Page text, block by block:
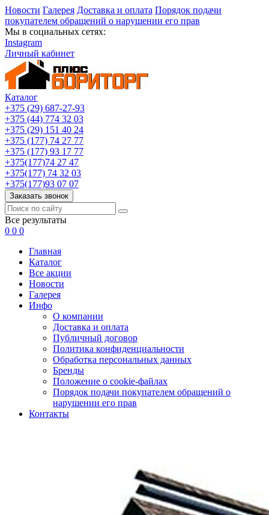
Новости Галерея Доставка и оплата Порядок подачи
покупателем обращений о нарушении его прав
Мы в социальных сетях:
Instagram
Личный кабинет
Каталог
+375 (29) 687-27-93
+375 (44) 774 32 03
+375 (29) 151 40 24
+375 (177) 74 27 77
+375 (177) 93 17 77
+375(177)74 27 47
+375(177) 74 32 03
+375(177)93 07 07
Заказать звонок
Все результаты
0 0 0
Главная
Каталог
Все акции
Новости
Галерея
Инфо
О компании
Доставка и оплата
Публичный договор
Политика конфиденциальности
Обработка персональных данных
Бренды
Положение о cookie-файлах
Порядок подачи покупателем обращений о
нарушении его прав
Контакты